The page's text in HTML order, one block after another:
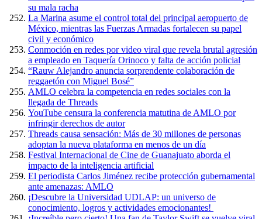
su mala racha
La Marina asume el control total del principal aeropuerto de
México, mientras las Fuerzas Armadas fortalecen su papel
civil y económico
Conmoción en redes por video viral que revela brutal agresión
a empleado en Taquería Orinoco y falta de acción policial
“Rauw Alejandro anuncia sorprendente colaboración de
reggaetón con Miguel Bosé”
AMLO celebra la competencia en redes sociales con la
llegada de Threads
YouTube censura la conferencia matutina de AMLO por
infringir derechos de autor
Threads causa sensación: Más de 30 millones de personas
adoptan la nueva plataforma en menos de un día
Festival Internacional de Cine de Guanajuato aborda el
impacto de la inteligencia artificial
El periodista Carlos Jiménez recibe protección gubernamental
ante amenazas: AMLO
¡Descubre la Universidad UDLAP: un universo de
conocimiento, logros y actividades emocionantes!